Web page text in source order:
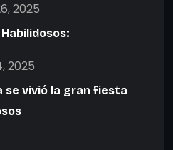
2025
2025
se vivió la gran fiesta